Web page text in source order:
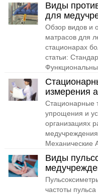
Виды
для
Обзор видов и
матрасов для
стационарах
статьи:
измерения
Стационарные
упрощения и
организациях
Механические
Виды
частоты